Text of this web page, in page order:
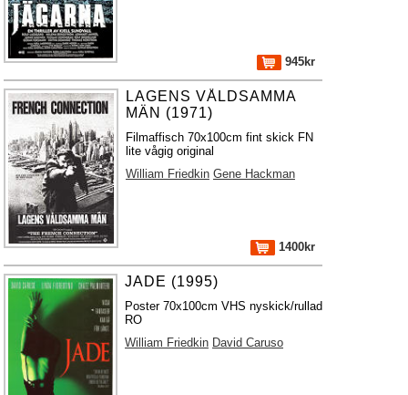
945kr
LAGENS VÅLDSAMMA
MÄN (1971)
Filmaffisch 70x100cm fint skick FN
lite vågig original
William Friedkin Gene Hackman
1400kr
JADE (1995)
Poster 70x100cm VHS nyskick/rullad
RO
William Friedkin David Caruso